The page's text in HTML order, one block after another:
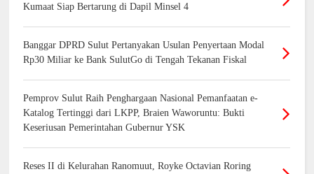
Kumaat Siap Bertarung di Dapil Minsel 4
Banggar DPRD Sulut Pertanyakan Usulan Penyertaan Modal
Rp30 Miliar ke Bank SulutGo di Tengah Tekanan Fiskal
Pemprov Sulut Raih Penghargaan Nasional Pemanfaatan e-
Katalog Tertinggi dari LKPP, Braien Waworuntu: Bukti
Keseriusan Pemerintahan Gubernur YSK
Reses II di Kelurahan Ranomuut, Royke Octavian Roring